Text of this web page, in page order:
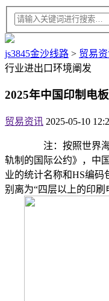
js3845金沙线路 > 贸易
行业进出口环境阐发
2025年中国印制电
贸易资讯 2025-05-10
注：按照世界海
轨制的国际公约》，中
业的统计名称和HS编码
别离为“四层以上的印刷